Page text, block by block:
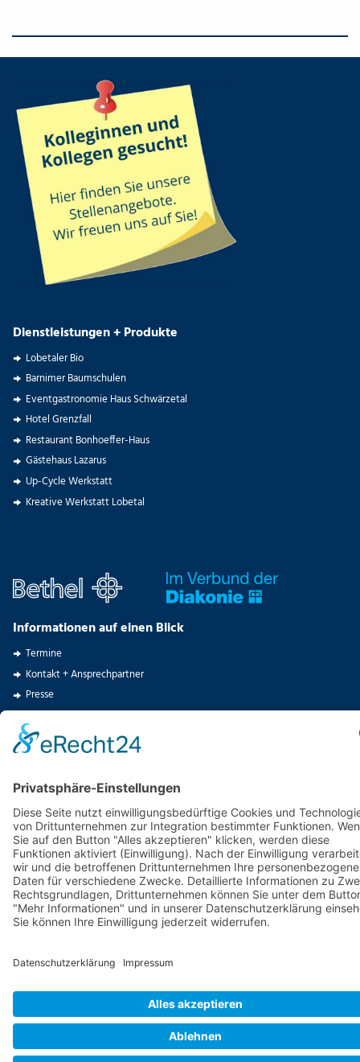
Dienstleistungen + Produkte
Lobetaler Bio
Barnimer Baumschulen
Eventgastronomie Haus Schwärzetal
Hotel Grenzfall
Restaurant Bonhoeffer-Haus
Gästehaus Lazarus
Up-Cycle Werkstatt
Kreative Werkstatt Lobetal
Informationen auf einen Blick
Termine
Kontakt + Ansprechpartner
Presse
Stellenangebote
Spenden
© 2025Hoffnungstaler Stiftung Lobetal· Bodelschwinghstr. 27 · 16321
Bernau OT Lobetal · Tel.: +49(0)3338-66-0 · info@lobetal.de·Erklärung zur
Barrierefreiheit·Impressum· Datenschutz